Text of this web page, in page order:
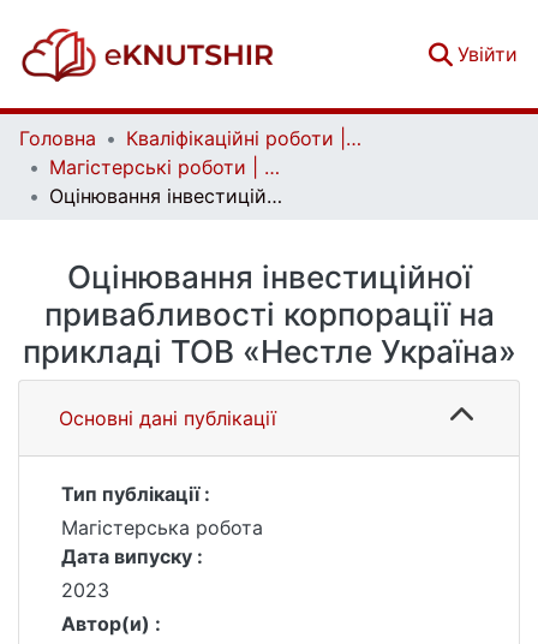
Увійти
Головна
Кваліфікаційні роботи | Qualifying works
Магістерські роботи | Master's theses
Оцінювання інвестиційної привабливості корпорації на прикладі ТОВ «Нестле Україна»
Оцінювання інвестиційної
привабливості корпорації на
прикладі ТОВ «Нестле Україна»
Основні дані публікації
Тип публікації :
Магістерська робота
Дата випуску :
2023
Автор(и) :